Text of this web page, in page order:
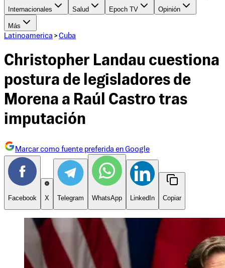
Internacionales Salud Epoch TV Opinión
Más
Latinoamerica > Cuba
Christopher Landau cuestiona
postura de legisladores de
Morena a Raúl Castro tras
imputación
Marcar como fuente preferida en Google
Facebook X Telegram WhatsApp LinkedIn Copiar